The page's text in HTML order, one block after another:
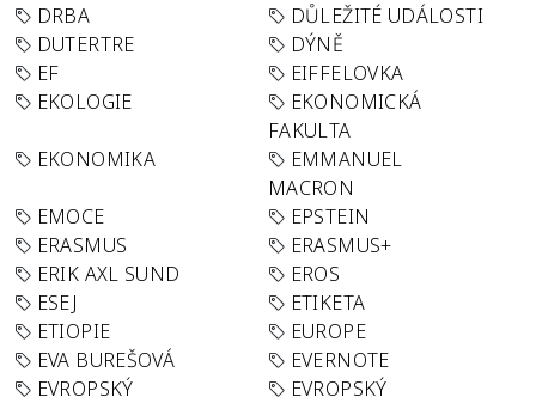
DRBA
DŮLEŽITÉ UDÁLOSTI
DUTERTRE
DÝNĚ
EF
EIFFELOVKA
EKOLOGIE
EKONOMICKÁ
FAKULTA
EKONOMIKA
EMMANUEL
MACRON
EMOCE
EPSTEIN
ERASMUS
ERASMUS+
ERIK AXL SUND
EROS
ESEJ
ETIKETA
ETIOPIE
EUROPE
EVA BUREŠOVÁ
EVERNOTE
EVROPSKÝ
EVROPSKÝ